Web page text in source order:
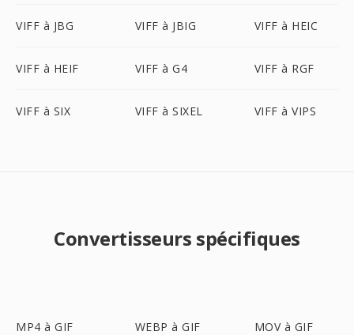
VIFF à JBG VIFF à JBIG VIFF à HEIC
VIFF à HEIF VIFF à G4 VIFF à RGF
VIFF à SIX VIFF à SIXEL VIFF à VIPS
Convertisseurs spécifiques
MP4 à GIF WEBP à GIF MOV à GIF